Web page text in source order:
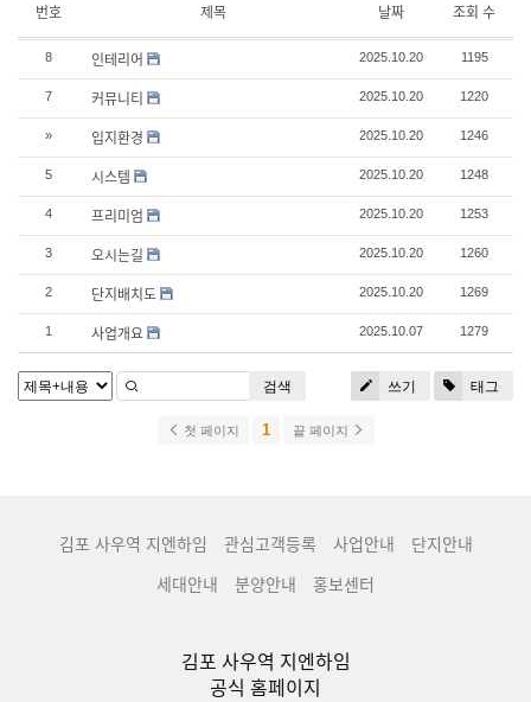
번호 제목 날짜 조회 수
8 인테리어 2025.10.20 1195
7 커뮤니티 2025.10.20 1220
» 입지환경 2025.10.20 1246
5 시스템 2025.10.20 1248
4 프리미엄 2025.10.20 1253
3 오시는길 2025.10.20 1260
2 단지배치도 2025.10.20 1269
1 사업개요 2025.10.07 1279
쓰기 태그
검색
첫 페이지 1 끝 페이지
김포 사우역 지엔하임 관심고객등록 사업안내
단지안내
세대안내
분양안내 홍보센터
김포 사우역 지엔하임
공식 홈페이지